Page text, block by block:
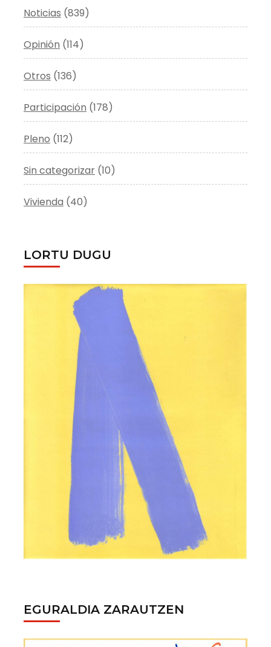
Noticias (839)
Opinión (114)
Otros (136)
Participación (178)
Pleno (112)
Sin categorizar (10)
Vivienda (40)
LORTU DUGU
EGURALDIA ZARAUTZEN